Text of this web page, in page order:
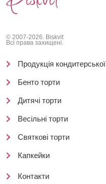
© 2007-2026. Biskvit
Всі права захищені.
Продукція кондитерської
Бенто торти
Дитячі торти
Весільні торти
Святкові торти
Капкейки
Контакти